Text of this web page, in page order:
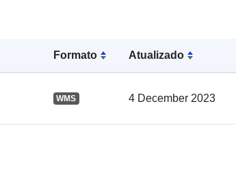
Formato Atualizado
WMS 4 December 2023
Espacial: